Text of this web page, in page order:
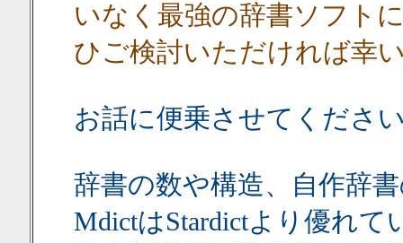
いなく最強の辞書ソフト
ひご検討いただければ幸
お話に便乗させてくださ
辞書の数や構造、自作辞
MdictはStardictより優れて